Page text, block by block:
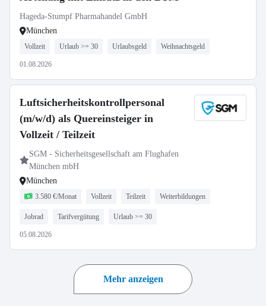
Hageda-Stumpf Pharmahandel GmbH
München
Vollzeit Urlaub >= 30 Urlaubsgeld Weihnachtsgeld
01.08.2026
Luftsicherheitskontrollpersonal
(m/w/d) als Quereinsteiger in
Vollzeit / Teilzeit
SGM - Sicherheitsgesellschaft am Flughafen
München mbH
München
3.580 €/Monat Vollzeit Teilzeit Weiterbildungen
Jobrad Tarifvergütung Urlaub >= 30
05.08.2026
Mehr anzeigen